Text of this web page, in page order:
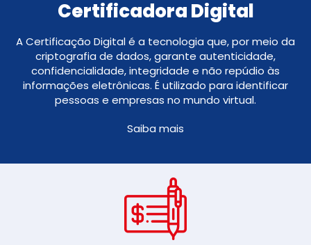
Certificadora Digital
A Certificação Digital é a tecnologia que, por meio da
criptografia de dados, garante autenticidade,
confidencialidade, integridade e não repúdio às
informações eletrônicas. É utilizado para identificar
pessoas e empresas no mundo virtual.
Saiba mais